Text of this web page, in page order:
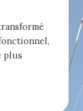
plus